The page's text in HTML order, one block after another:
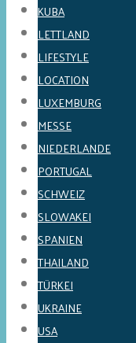
KUBA
LETTLAND
LIFESTYLE
LOCATION
LUXEMBURG
MESSE
NIEDERLANDE
PORTUGAL
SCHWEIZ
SLOWAKEI
SPANIEN
THAILAND
TÜRKEI
UKRAINE
USA